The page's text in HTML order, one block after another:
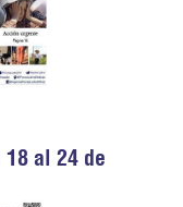
18 al 24 de